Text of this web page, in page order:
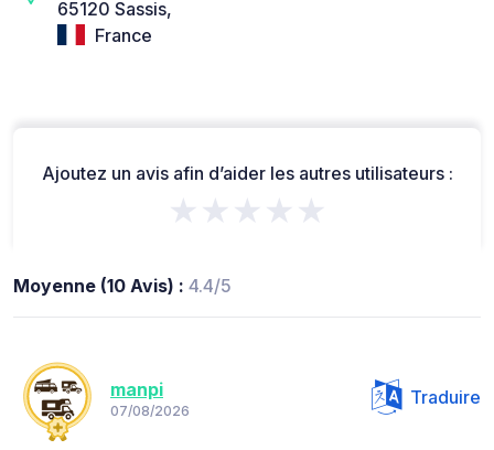
65120 Sassis,
France
Ajoutez un avis afin d’aider les autres utilisateurs :
★★★★★
Moyenne (10 Avis) : 4.4/5
manpi
07/08/2026
Traduire